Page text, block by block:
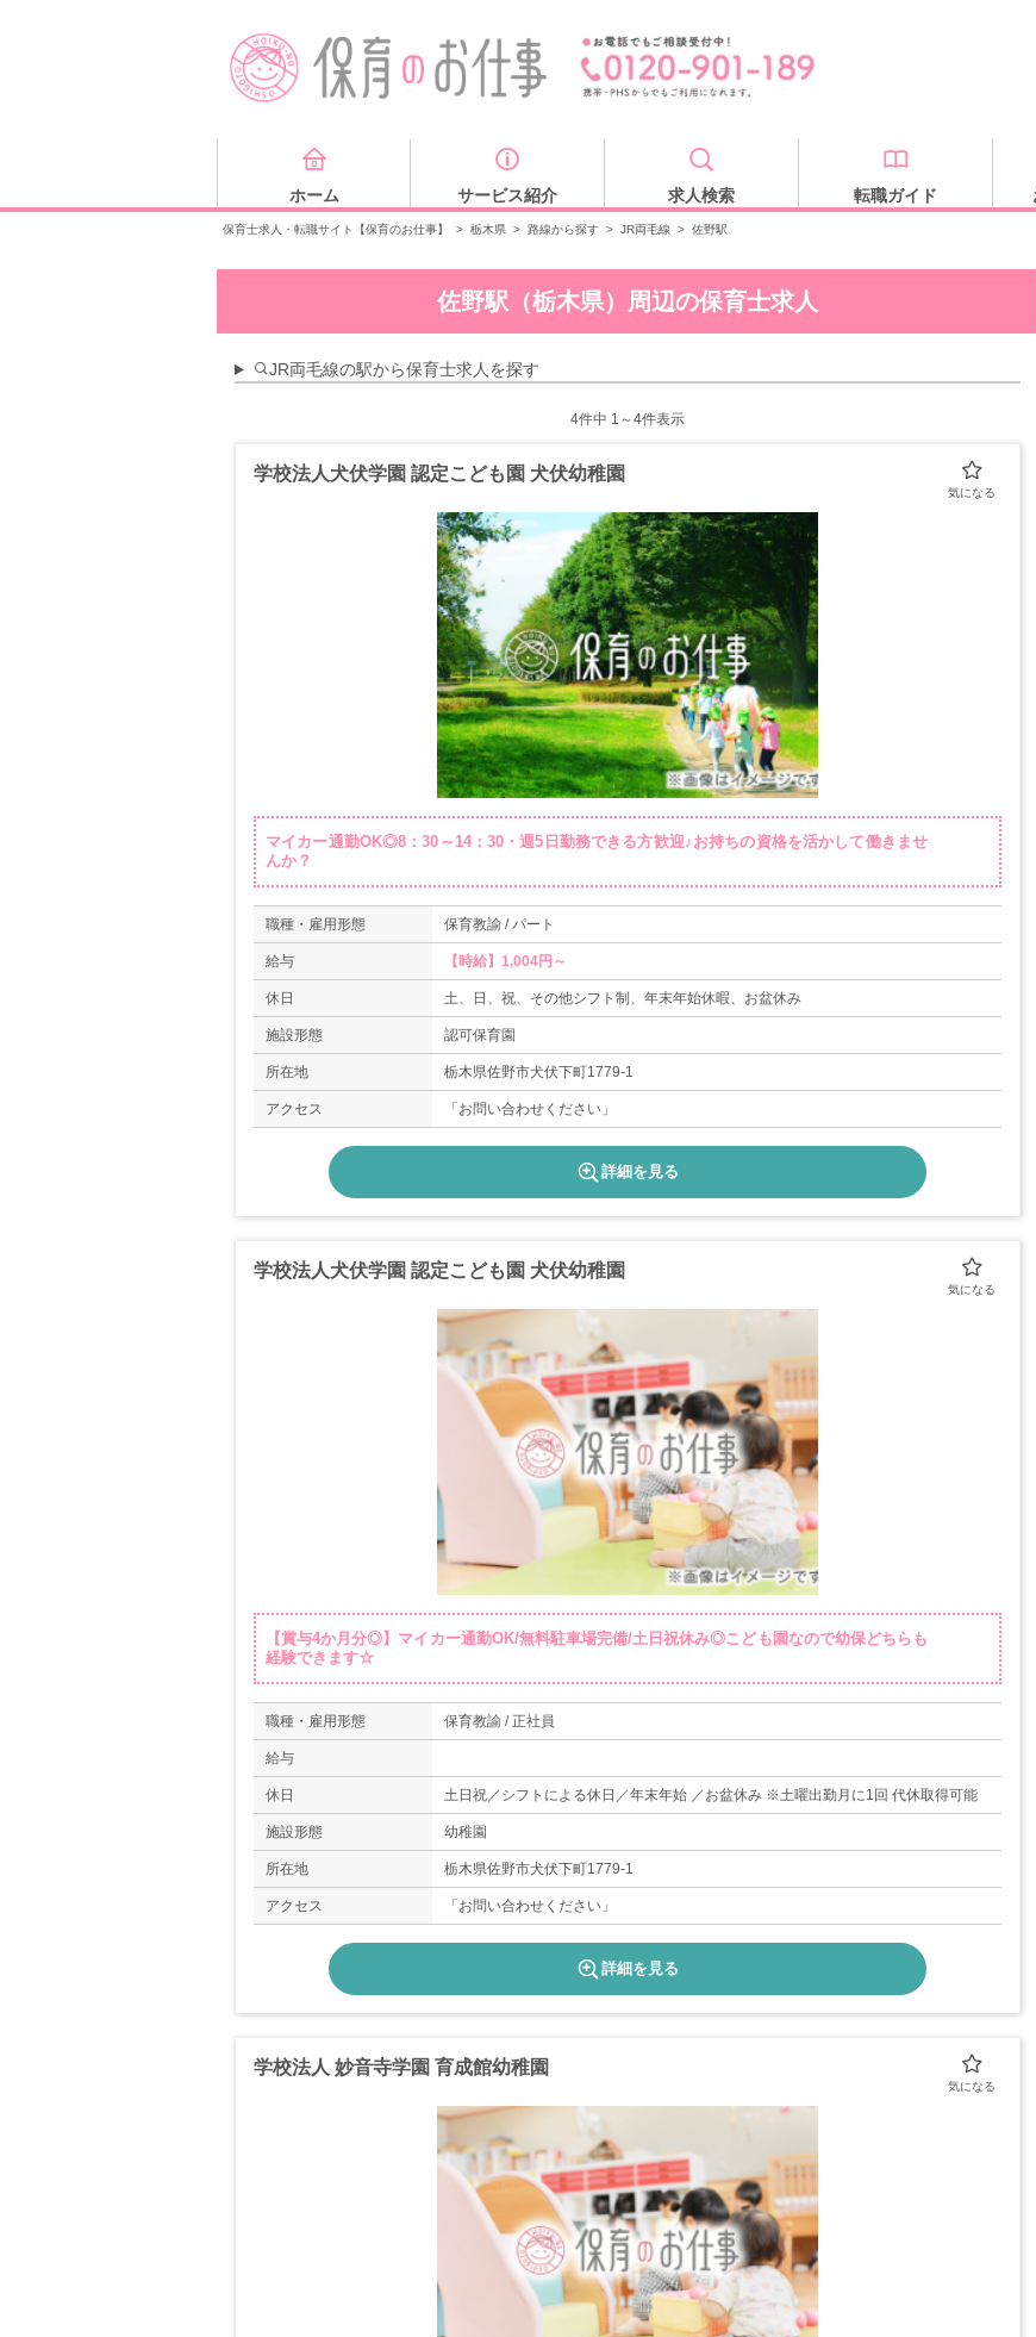
ホーム サービス紹介 求人検索 転職ガイド
保育士求人・転職サイト【保育のお仕事】 > 栃木県 > 路線から探す > JR両毛線 > 佐野駅
佐野駅（栃木県）周辺の保育士求人
JR両毛線の駅から保育士求人を探す
4件中 1～4件表示
学校法人犬伏学園 認定こども園 犬伏幼稚園
マイカー通勤OK◎8：30～14：30・週5日勤務できる方歓迎♪お持ちの資格を活かして働きませ
んか？
職種・雇用形態 保育教諭 / パート
給与 【時給】1,004円～
休日 土、日、祝、その他シフト制、年末年始休暇、お盆休み
施設形態 認可保育園
所在地 栃木県佐野市犬伏下町1779-1
アクセス 「お問い合わせください」
詳細を見る
学校法人犬伏学園 認定こども園 犬伏幼稚園
【賞与4か月分◎】マイカー通勤OK/無料駐車場完備/土日祝休み◎こども園なので幼保どちらも
経験できます☆
職種・雇用形態 保育教諭 / 正社員
給与
休日 土日祝／シフトによる休日／年末年始 ／お盆休み ※土曜出勤月に1回 代休取得可能
施設形態 幼稚園
所在地 栃木県佐野市犬伏下町1779-1
アクセス 「お問い合わせください」
詳細を見る
学校法人 妙音寺学園 育成館幼稚園